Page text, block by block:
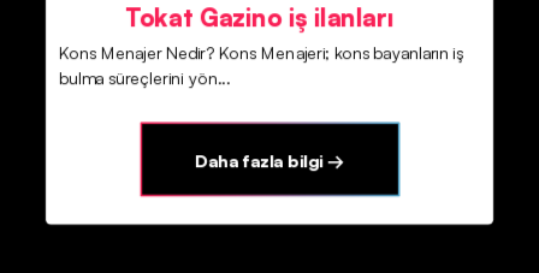
Tokat Gazino iş ilanları
Kons Menajer Nedir? Kons Menajeri; kons bayanların iş
bulma süreçlerini yön...
Daha fazla bilgi →